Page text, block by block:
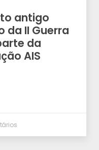
antigo
da II Guerra
da
AIS